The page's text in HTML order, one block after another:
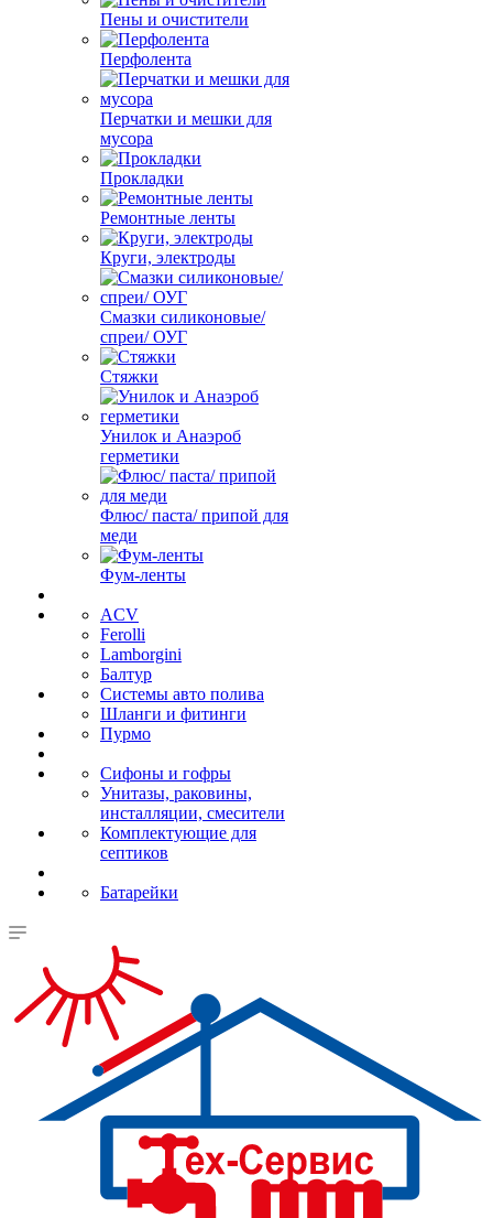
Пены и очистители
Перфолента
Перчатки и мешки для
мусора
Прокладки
Ремонтные ленты
Круги, электроды
Смазки силиконовые/
спреи/ ОУГ
Стяжки
Унилок и Анаэроб
герметики
Флюс/ паста/ припой для
меди
Фум-ленты
ACV
Ferolli
Lamborgini
Балтур
Системы авто полива
Шланги и фитинги
Пурмо
Сифоны и гофры
Унитазы, раковины,
инсталляции, смесители
Комплектующие для
септиков
Батарейки